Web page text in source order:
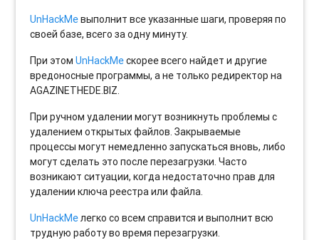
UnHackMeвыполнит все указанные шаги, проверяя по
своей базе, всего за одну минуту.
При этомUnHackMeскорее всего найдет и другие
вредоносные программы, а не только редиректор на
AGAZINETHEDE.BIZ.
При ручном удалении могут возникнуть проблемы с
удалением открытых файлов. Закрываемые
процессы могут немедленно запускаться вновь, либо
могут сделать это после перезагрузки. Часто
возникают ситуации, когда недостаточно прав для
удалении ключа реестра или файла.
UnHackMeлегко со всем справится и выполнит всю
трудную работу во время перезагрузки.